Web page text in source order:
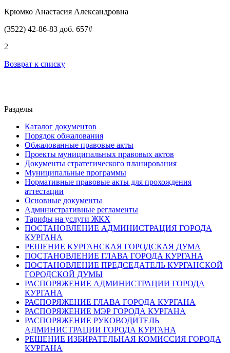
Крюмко Анастасия Александровна
(3522) 42-86-83 доб. 657#
2
Возврат к списку
Разделы
Каталог документов
Порядок обжалования
Обжалованные правовые акты
Проекты муниципальных правовых актов
Документы стратегического планирования
Муниципальные программы
Нормативные правовые акты для прохождения
аттестации
Основные документы
Административные регламенты
Тарифы на услуги ЖКХ
ПОСТАНОВЛЕНИЕ АДМИНИСТРАЦИЯ ГОРОДА
КУРГАНА
РЕШЕНИЕ КУРГАНСКАЯ ГОРОДСКАЯ ДУМА
ПОСТАНОВЛЕНИЕ ГЛАВА ГОРОДА КУРГАНА
ПОСТАНОВЛЕНИЕ ПРЕДСЕДАТЕЛЬ КУРГАНСКОЙ
ГОРОДСКОЙ ДУМЫ
РАСПОРЯЖЕНИЕ АДМИНИСТРАЦИИ ГОРОДА
КУРГАНА
РАСПОРЯЖЕНИЕ ГЛАВА ГОРОДА КУРГАНА
РАСПОРЯЖЕНИЕ МЭР ГОРОДА КУРГАНА
РАСПОРЯЖЕНИЕ РУКОВОДИТЕЛЬ
АДМИНИСТРАЦИИ ГОРОДА КУРГАНА
РЕШЕНИЕ ИЗБИРАТЕЛЬНАЯ КОМИССИЯ ГОРОДА
КУРГАНА